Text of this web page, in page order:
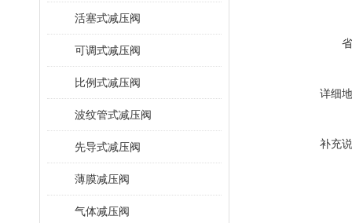
活塞式减压阀
可调式减压阀
比例式减压阀
波纹管式减压阀
先导式减压阀
薄膜减压阀
气体减压阀
详细
补充